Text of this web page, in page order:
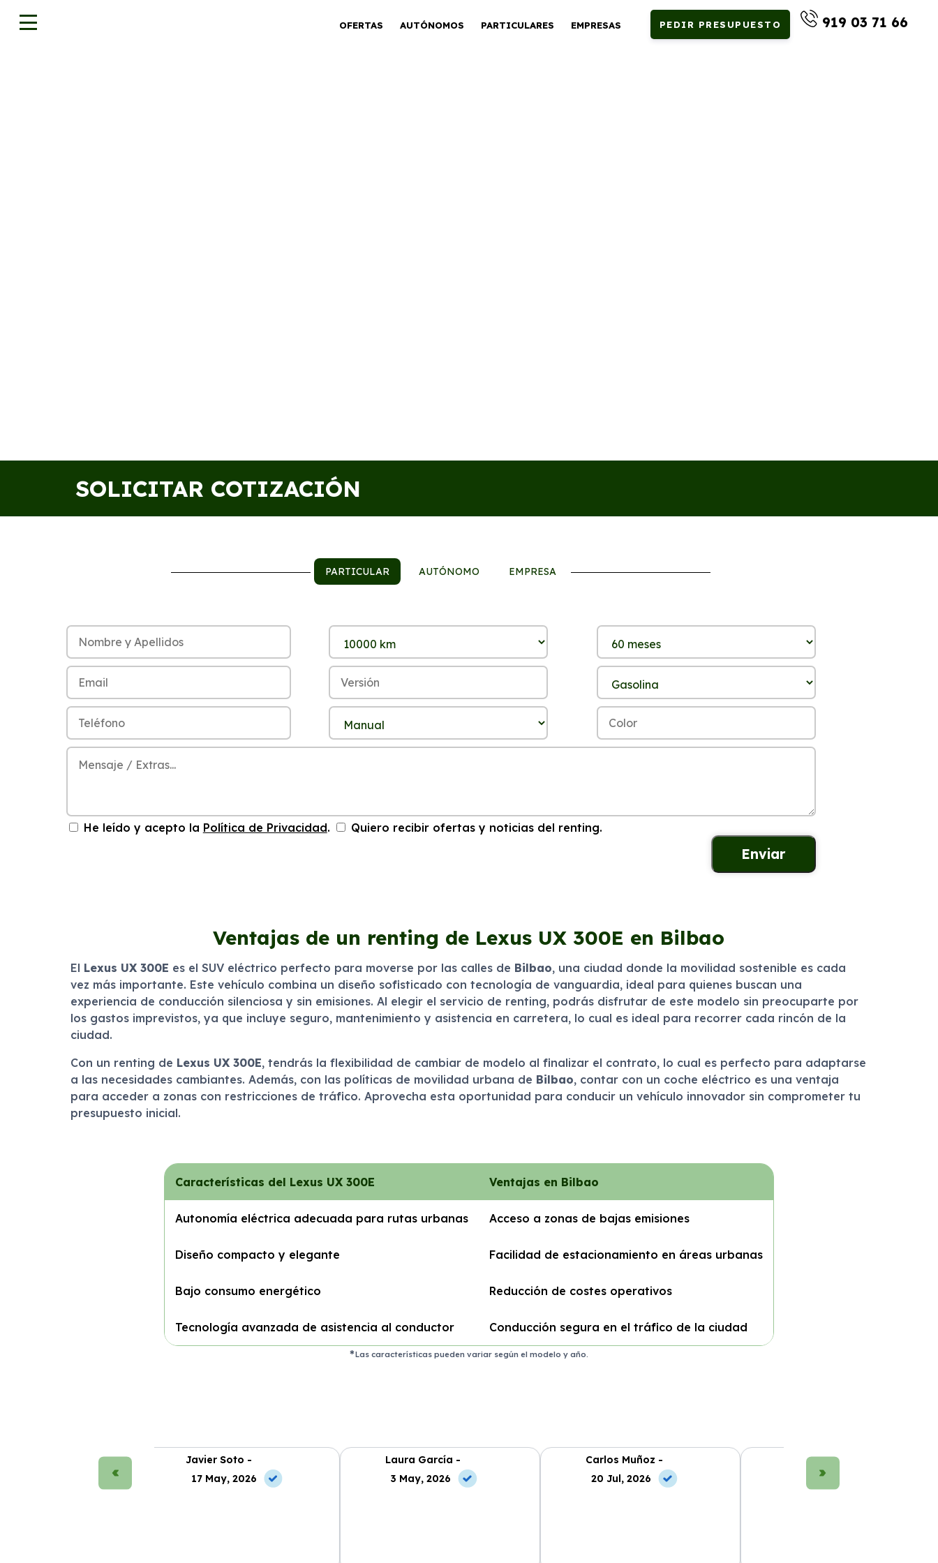
OFERTAS AUTÓNOMOS PARTICULARES EMPRESAS PEDIR PRESUPUESTO 919 03 71 66
SOLICITAR COTIZACIÓN
PARTICULAR AUTÓNOMO EMPRESA
He leído y acepto la Política de Privacidad. Quiero recibir ofertas y noticias del renting.
Ventajas de un renting de Lexus UX 300E en Bilbao
El Lexus UX 300E es el SUV eléctrico perfecto para moverse por las calles de Bilbao, una ciudad donde la movilidad sostenible es cada
vez más importante. Este vehículo combina un diseño sofisticado con tecnología de vanguardia, ideal para quienes buscan una
experiencia de conducción silenciosa y sin emisiones. Al elegir el servicio de renting, podrás disfrutar de este modelo sin preocuparte por
los gastos imprevistos, ya que incluye seguro, mantenimiento y asistencia en carretera, lo cual es ideal para recorrer cada rincón de la
ciudad.
Con un renting de Lexus UX 300E, tendrás la flexibilidad de cambiar de modelo al finalizar el contrato, lo cual es perfecto para adaptarse
a las necesidades cambiantes. Además, con las políticas de movilidad urbana de Bilbao, contar con un coche eléctrico es una ventaja
para acceder a zonas con restricciones de tráfico. Aprovecha esta oportunidad para conducir un vehículo innovador sin comprometer tu
presupuesto inicial.
Características del Lexus UX 300E Ventajas en Bilbao
Autonomía eléctrica adecuada para rutas urbanas Acceso a zonas de bajas emisiones
Diseño compacto y elegante Facilidad de estacionamiento en áreas urbanas
Bajo consumo energético Reducción de costes operativos
Tecnología avanzada de asistencia al conductor Conducción segura en el tráfico de la ciudad
Las características pueden variar según el modelo y año.
Javier Soto -
17 May, 2026
Laura García -
3 May, 2026
Carlos Muñoz -
20 Jul, 2026
María López -
10 Jul, 2026